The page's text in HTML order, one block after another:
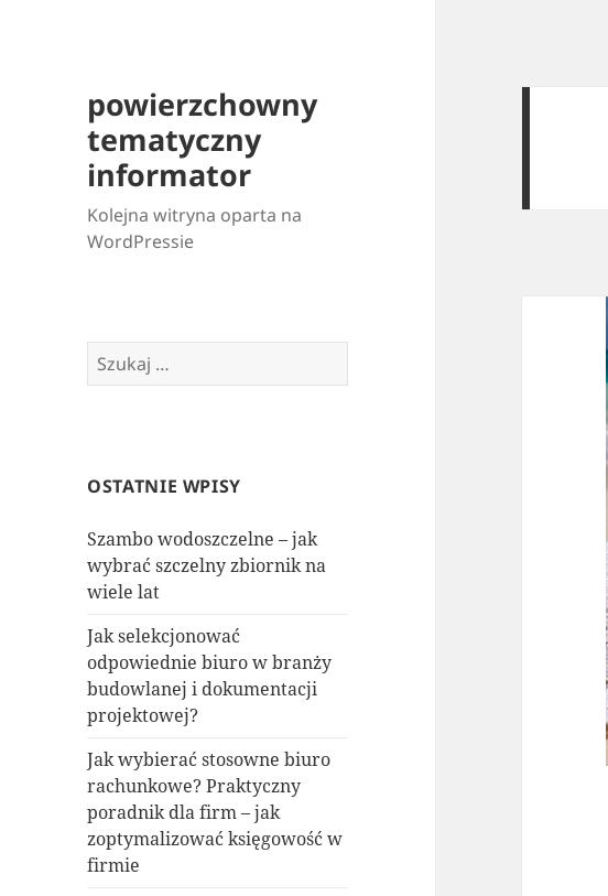
powierzchowny
tematyczny
informator
Kolejna witryna oparta na
WordPressie
Szukaj:
OSTATNIE WPISY
Szambo wodoszczelne – jak
wybrać szczelny zbiornik na
wiele lat
Jak selekcjonować
odpowiednie biuro w branży
budowlanej i dokumentacji
projektowej?
Jak wybierać stosowne biuro
rachunkowe? Praktyczny
poradnik dla firm – jak
zoptymalizować księgowość w
firmie